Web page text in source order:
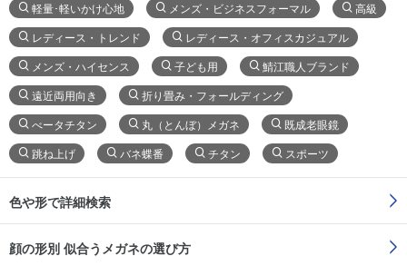
軽量･軽いかけ心地 メンズ・ビジネスフォーマル 高級
レディース・トレンド レディース・オフィスカジュアル
メンズ・ハイセンス 子ども用 鯖江職人ブランド
遠近両用向き 折り畳み・フォールディング
べータチタン 丸（とんぼ）メガネ 既成老眼鏡
跳ね上げ バネ蝶番 チタン スポーツ
色や形で詳細検索
顔の形別 似合うメガネの選び方